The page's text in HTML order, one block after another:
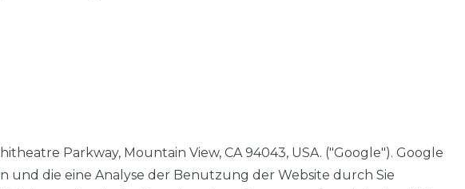
Parkway, Mountain View, CA 94043, USA. ("Google"). Google
und die eine Analyse der Benutzung der Website durch Sie